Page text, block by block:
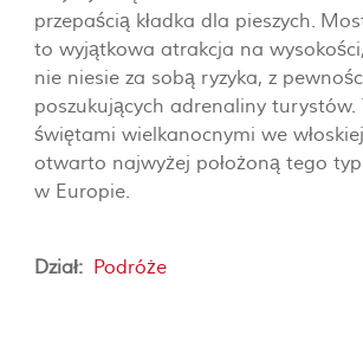
przepaścią kładka dla pieszych.
to wyjątkowa atrakcja na
nie niesie za sobą ryzyka, z
poszukujących adrenaliny turystów.
świętami wielkanocnymi we
otwarto najwyżej położoną tego
w Europie.
Dział: Podróże